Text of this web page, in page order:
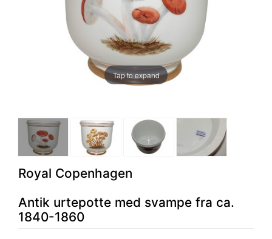
Tap to expand
Royal Copenhagen
Antik urtepotte med svampe fra ca.
1840-1860